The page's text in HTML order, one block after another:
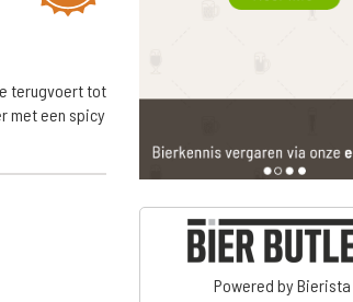
terugvoert tot
met een spicy
Powered by Bierista